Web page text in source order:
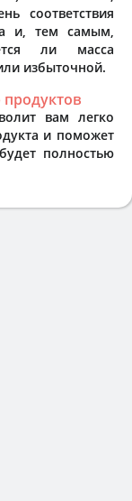
соответствия
и, тем самым,
ли масса
избыточной.
продуктов
вам легко
и поможет
полностью